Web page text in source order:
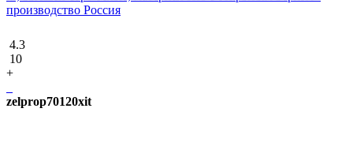
производство Россия
4.3
10
+
zelprop70120xit